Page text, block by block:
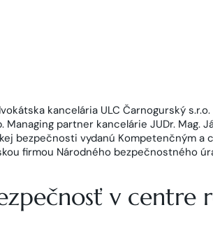
kancelária ULC Čarnogurský
partner kancelárie JUDr. Mag.
bezpečnosti vydanú Kompetenčným a
firmou Národného bezpečnostného
v centre